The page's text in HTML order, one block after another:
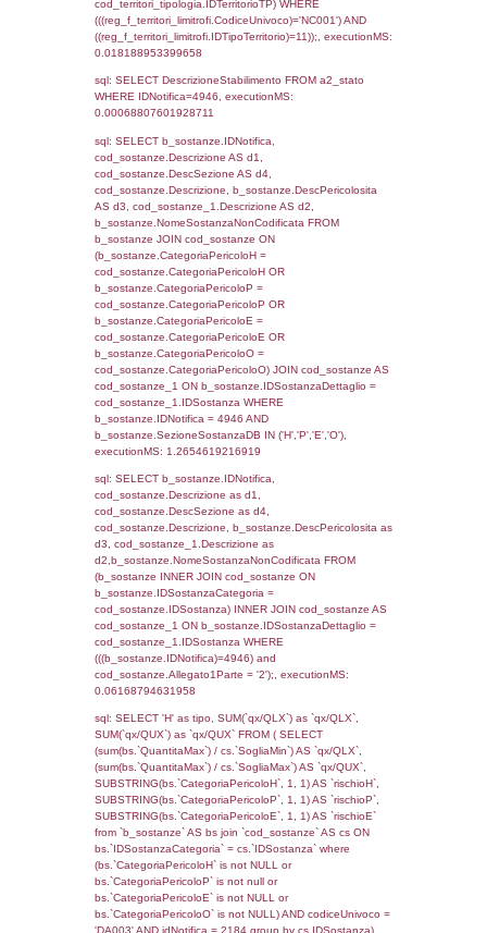
rofi.DescAltro FROM f_territori_limitrofi
cod_territori_tipologia ON
(f_territori_limitrofi.IDTipologiaTerritorio =
cod_territori_tipologia.IDTipologiaTerritorio)
(f_territori_limitrofi.IDTipoTerritorio =
cod_territori_tipologia.IDTerritorioTP)
(((f_territori_limitrofi.IDNotifica)=4946) AND
((f_territori_limitrofi.IDTipoTerritorio)=6)),
0.070008993148804
sql: SELECT f_territori_limitrofi.Distanza,
f_territori_limitrofi.Direzione,
f_territori_limitrofi.Denominazione,
rofi.DescAltro FROM f_territori_limitrofi
cod_territori_tipologia ON
(f_territori_limitrofi.IDTipologiaTerritorio =
cod_territori_tipologia.IDTipologiaTerritorio)
(f_territori_limitrofi.IDTipoTerritorio =
cod_territori_tipologia.IDTerritorioTP)
(((f_territori_limitrofi.IDNotifica)=4946) AND
((f_territori_limitrofi.IDTipoTerritorio)=7)),
0.068336963653564
sql: SELECT f_territori_limitrofi.Distanza,
f_territori_limitrofi.Direzione,
f_territori_limitrofi.Denominazione,
rofi.DescAltro FROM f_territori_limitrofi
cod_territori_tipologia ON
(f_territori_limitrofi.IDTipologiaTerritorio =
cod_territori_tipologia.IDTipologiaTerritorio)
(f_territori_limitrofi.IDTipoTerritorio =
cod_territori_tipologia.IDTerritorioTP)
(((f_territori_limitrofi.IDNotifica)=4946) AND
((f_territori_limitrofi.IDTipoTerritorio)=8)),
0.067978143692017